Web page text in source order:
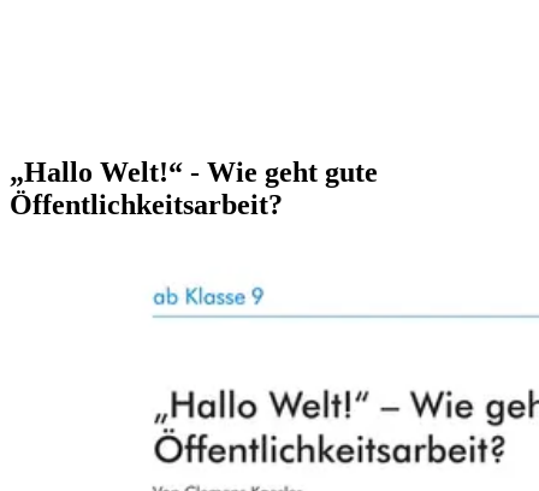
„Hallo Welt!“ - Wie geht gute
Öffentlichkeitsarbeit?